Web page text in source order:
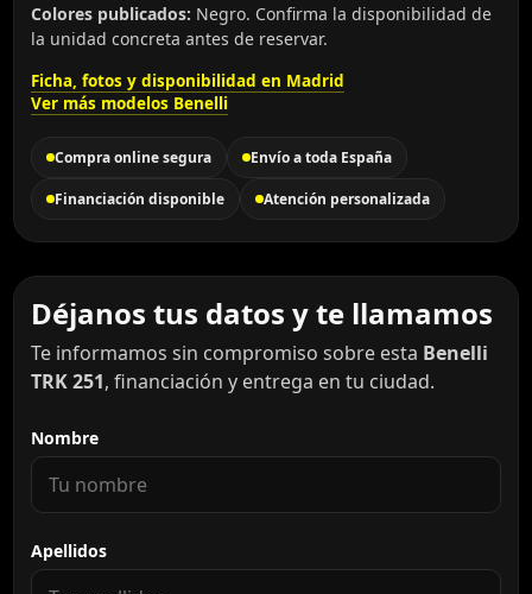
Colores publicados: Negro. Confirma la disponibilidad de
la unidad concreta antes de reservar.
Ficha, fotos y disponibilidad en Madrid
Ver más modelos Benelli
Compra online segura Envío a toda España
Financiación disponible Atención personalizada
Déjanos tus datos y te llamamos
Te informamos sin compromiso sobre esta Benelli
TRK 251, financiación y entrega en tu ciudad.
Nombre
Apellidos